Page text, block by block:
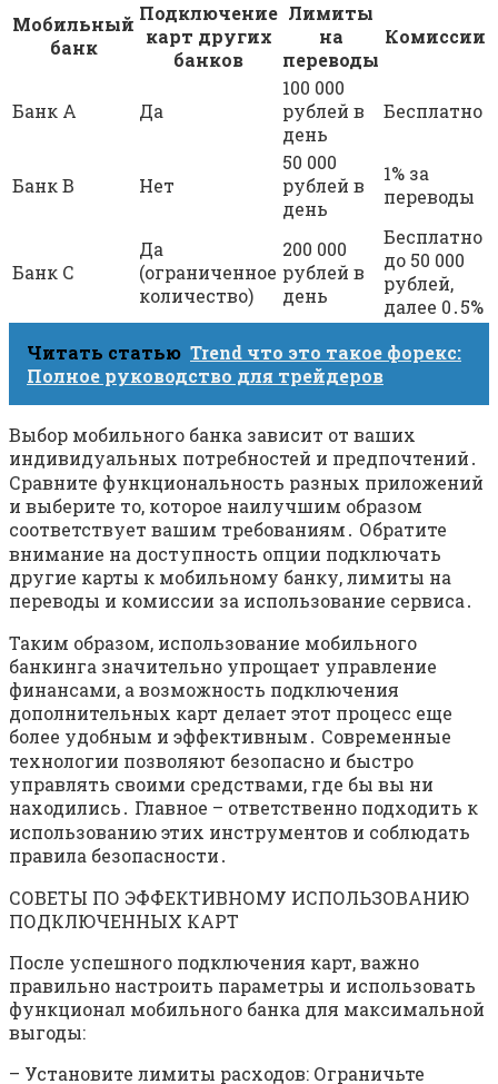
Мобильный
банк
Подключение
карт других
банков
Лимиты
на
переводы
Комиссии
Банк A Да
100 000
рублей в
день
Бесплатно
Банк B Нет
50 000
рублей в
день
1% за
переводы
Банк C
Да
(ограниченное
количество)
200 000
рублей в
день
Бесплатно
до 50 000
рублей,
далее 0․5%
Читать статью Trend что это такое форекс:
Полное руководство для трейдеров
Выбор мобильного банка зависит от ваших
индивидуальных потребностей и предпочтений․
Сравните функциональность разных приложений
и выберите то, которое наилучшим образом
соответствует вашим требованиям․ Обратите
внимание на доступность опции подключать
другие карты к мобильному банку, лимиты на
переводы и комиссии за использование сервиса․
Таким образом, использование мобильного
банкинга значительно упрощает управление
финансами, а возможность подключения
дополнительных карт делает этот процесс еще
более удобным и эффективным․ Современные
технологии позволяют безопасно и быстро
управлять своими средствами, где бы вы ни
находились․ Главное – ответственно подходить к
использованию этих инструментов и соблюдать
правила безопасности․
СОВЕТЫ ПО ЭФФЕКТИВНОМУ ИСПОЛЬЗОВАНИЮ
ПОДКЛЮЧЕННЫХ КАРТ
После успешного подключения карт, важно
правильно настроить параметры и использовать
функционал мобильного банка для максимальной
выгоды:
– Установите лимиты расходов: Ограничьте